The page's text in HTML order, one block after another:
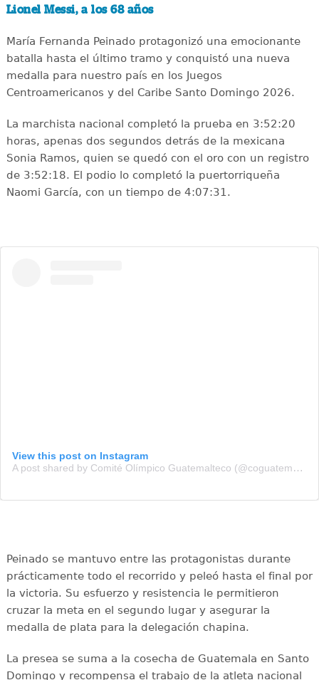
Lionel Messi, a los 68 años
María Fernanda Peinado protagonizó una emocionante
batalla hasta el último tramo y conquistó una nueva
medalla para nuestro país en los Juegos
Centroamericanos y del Caribe Santo Domingo 2026.
La marchista nacional completó la prueba en 3:52:20
horas, apenas dos segundos detrás de la mexicana
Sonia Ramos, quien se quedó con el oro con un registro
de 3:52:18. El podio lo completó la puertorriqueña
Naomi García, con un tiempo de 4:07:31.
View this post on Instagram
A post shared by Comité Olímpico Guatemalteco (@coguatemalteco)
Peinado se mantuvo entre las protagonistas durante
prácticamente todo el recorrido y peleó hasta el final por
la victoria. Su esfuerzo y resistencia le permitieron
cruzar la meta en el segundo lugar y asegurar la
medalla de plata para la delegación chapina.
La presea se suma a la cosecha de Guatemala en Santo
Domingo y recompensa el trabajo de la atleta nacional